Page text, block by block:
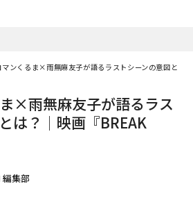
マンくるま×雨無麻友子が語るラストシーンの意図とは
×雨無麻友子が語るラス
は？│映画『BREAK
編集部